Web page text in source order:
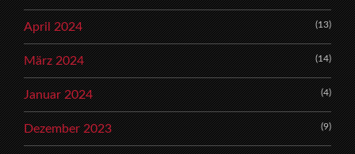
April 2024 (13)
März 2024 (14)
Januar 2024 (4)
Dezember 2023 (9)